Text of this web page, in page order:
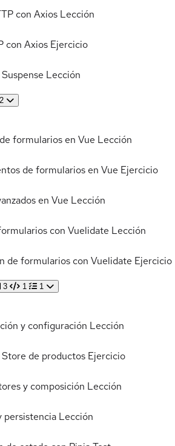
con Axios Lección
con Axios Ejercicio
Lección
2
formularios en Vue Lección
de formularios en Vue Ejercicio
en Vue Lección
con Vuelidate Lección
de formularios con Vuelidate Ejercicio
3 1 1
y configuración Lección
de productos Ejercicio
y composición Lección
persistencia Lección